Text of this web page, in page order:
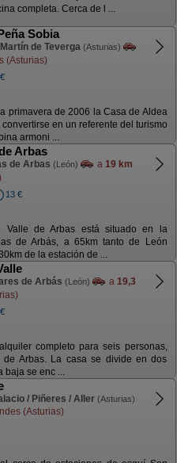
completa. Cerca de l ...
Sobia
de Teverga (Asturias)
(Asturias)
primavera de 2006 la Casa de Aldea
en un referente del turismo
armoni ...
Arbas
de Arbas (León) a 19 km
13 €
Valle de Arbas está situado en la
de Arbás, a 65km tanto de León
de la estación de ...
de Arbás (León) a 19,3
completo para seis personas,
de Arbas. La casa se divide en dos
baja se enc ...
/ Piñeres / Aller (Asturias)
(Asturias)